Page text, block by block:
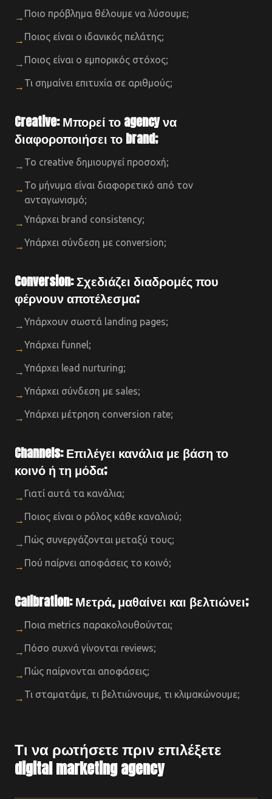
→ Ποιο πρόβλημα θέλουμε να λύσουμε;
→ Ποιος είναι ο ιδανικός πελάτης;
→ Ποιος είναι ο εμπορικός στόχος;
→ Τι σημαίνει επιτυχία σε αριθμούς;
Creative: Μπορεί το agency να
διαφοροποιήσει το brand;
→ Το creative δημιουργεί προσοχή;
→ Το μήνυμα είναι διαφορετικό από τον
ανταγωνισμό;
→Υπάρχει brand consistency;
→Υπάρχει σύνδεση με conversion;
Conversion: Σχεδιάζει διαδρομές που
φέρνουν αποτέλεσμα;
→Υπάρχουν σωστά landing pages;
→Υπάρχει funnel;
→Υπάρχει lead nurturing;
→Υπάρχει σύνδεση με sales;
→Υπάρχει μέτρηση conversion rate;
Channels: Επιλέγει κανάλια με βάση το
κοινό ή τη μόδα;
→ Γιατί αυτά τα κανάλια;
→ Ποιος είναι ο ρόλος κάθε καναλιού;
→ Πώς συνεργάζονται μεταξύ τους;
→ Πού παίρνει αποφάσεις το κοινό;
Calibration: Μετρά, μαθαίνει και βελτιώνει;
→ Ποια metrics παρακολουθούνται;
→ Πόσο συχνά γίνονται reviews;
→ Πώς παίρνονται αποφάσεις;
→ Τι σταματάμε, τι βελτιώνουμε, τι κλιμακώνουμε;
Τι να ρωτήσετε πριν επιλέξετε
digital marketing agency